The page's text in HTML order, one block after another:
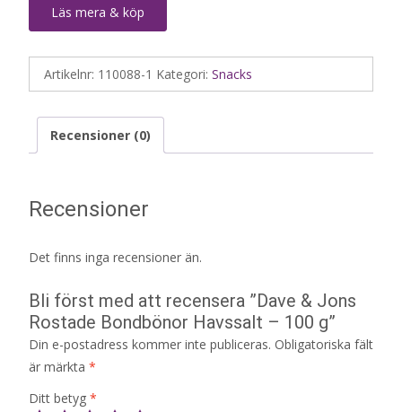
Läs mera & köp
Artikelnr: 110088-1 Kategori: Snacks
Recensioner (0)
Recensioner
Det finns inga recensioner än.
Bli först med att recensera ”Dave & Jons
Rostade Bondbönor Havssalt – 100 g”
Din e-postadress kommer inte publiceras. Obligatoriska fält
är märkta *
Ditt betyg *